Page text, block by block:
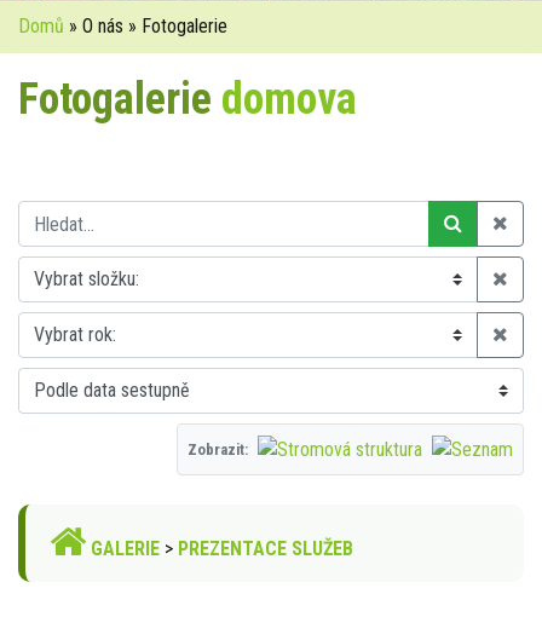
Domů » O nás » Fotogalerie
Fotogalerie domova
Zobrazit:
GALERIE > PREZENTACE SLUŽEB